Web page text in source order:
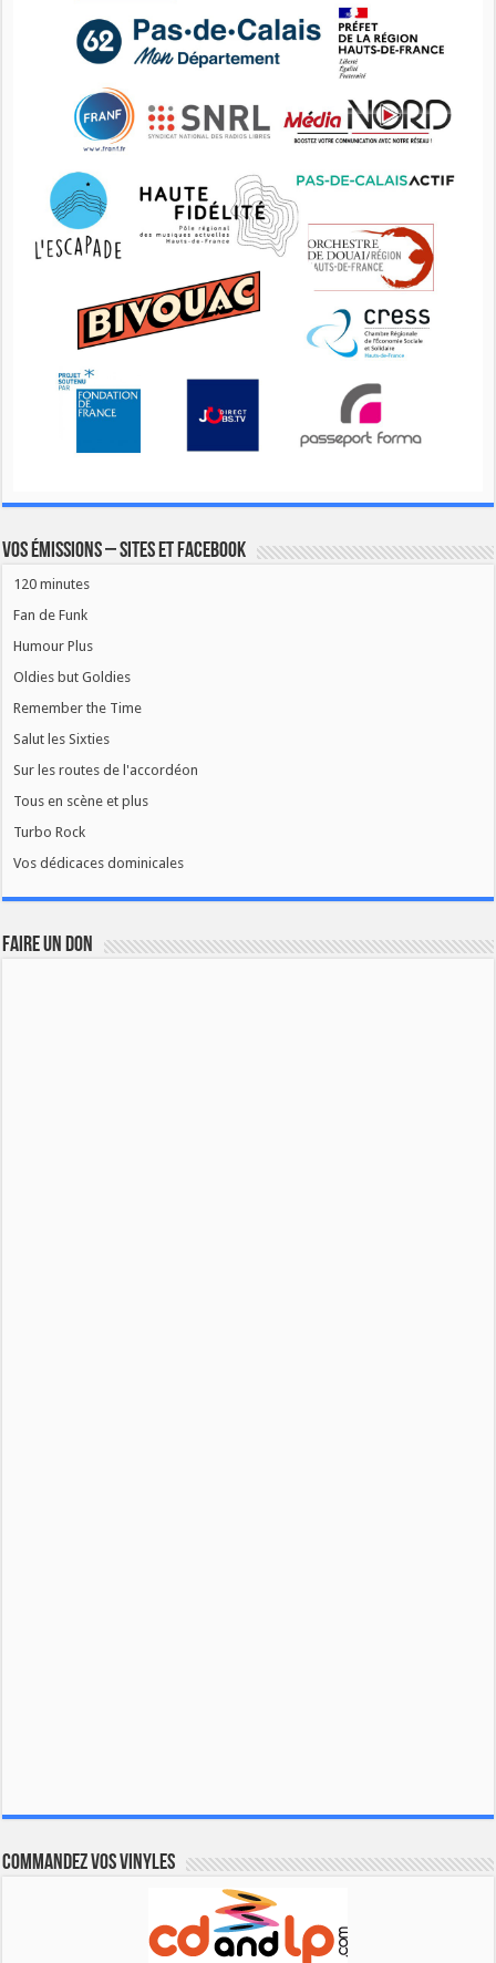
Vos émissions – Sites et Facebook
120 minutes
Fan de Funk
Humour Plus
Oldies but Goldies
Remember the Time
Salut les Sixties
Sur les routes de l'accordéon
Tous en scène et plus
Turbo Rock
Vos dédicaces dominicales
FAIRE UN DON
Commandez vos vinyles